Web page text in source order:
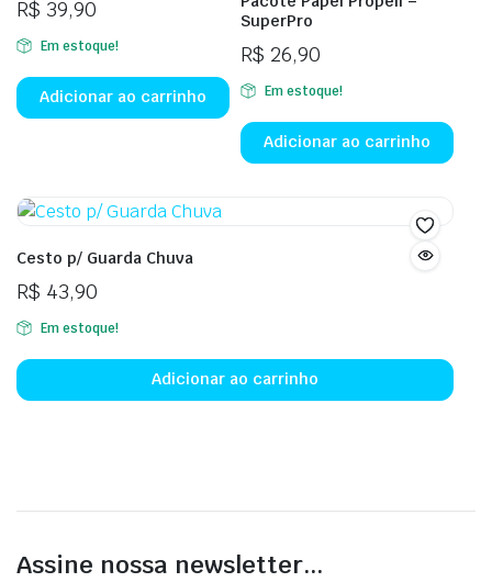
R$ 39,90
Em estoque!
Adicionar ao carrinho
SuperPro
R$ 26,90
Em estoque!
Adicionar ao carrinho
Cesto p/ Guarda Chuva
R$ 43,90
Em estoque!
Adicionar ao carrinho
Assine nossa newsletter...